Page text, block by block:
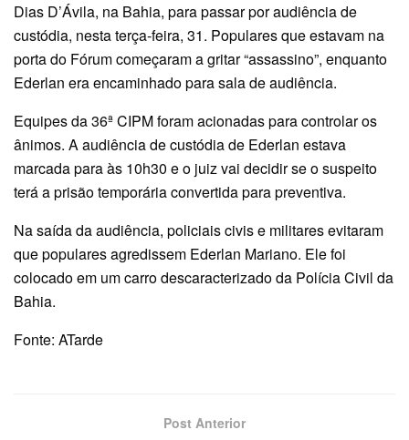
Dias D’Ávila, na Bahia, para passar por audiência de
custódia, nesta terça-feira, 31. Populares que estavam na
porta do Fórum começaram a gritar “assassino”, enquanto
Ederlan era encaminhado para sala de audiência.
Equipes da 36ª CIPM foram acionadas para controlar os
ânimos. A audiência de custódia de Ederlan estava
marcada para às 10h30 e o juiz vai decidir se o suspeito
terá a prisão temporária convertida para preventiva.
Na saída da audiência, policiais civis e militares evitaram
que populares agredissem Ederlan Mariano. Ele foi
colocado em um carro descaracterizado da Polícia Civil da
Bahia.
Fonte: ATarde
Post Anterior